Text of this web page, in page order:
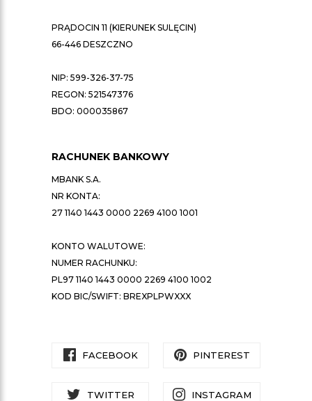
PRĄDOCIN 11 (KIERUNEK SULĘCIN)
66-446 DESZCZNO
NIP: 599-326-37-75
REGON: 521547376
BDO: 000035867
RACHUNEK BANKOWY
MBANK S.A.
NR KONTA:
27 1140 1443 0000 2269 4100 1001
KONTO WALUTOWE:
NUMER RACHUNKU:
PL97 1140 1443 0000 2269 4100 1002
KOD BIC/SWIFT: BREXPLPWXXX
FACEBOOK PINTEREST
TWITTER INSTAGRAM